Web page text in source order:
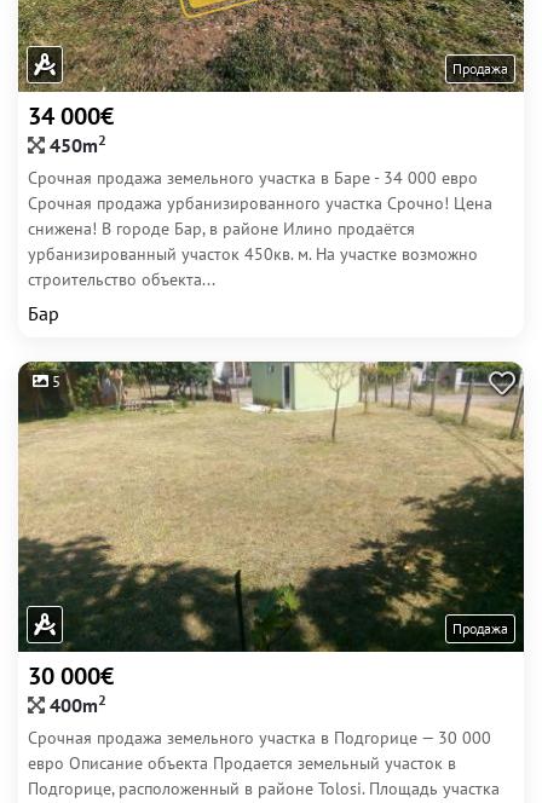
Продажа
34 000€
450m2
Срочная продажа земельного участка в Баре - 34 000 евро
Срочная продажа урбанизированного участка Срочно! Цена
снижена! В городе Бар, в районе Илино продаётся
урбанизированный участок 450кв. м. На участке возможно
строительство объекта...
Бар
5
Продажа
30 000€
400m2
Срочная продажа земельного участка в Подгорице — 30 000
евро Описание объекта Продается земельный участок в
Подгорице, расположенный в районе Tolosi. Площадь участка